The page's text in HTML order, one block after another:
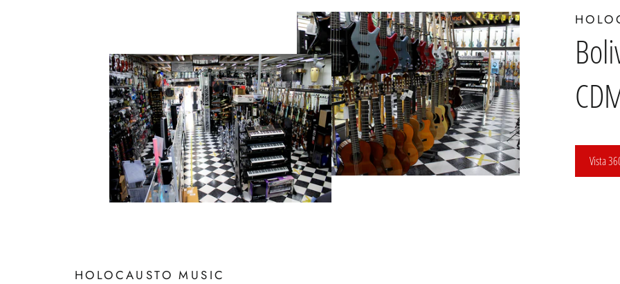
Vista
HOLOCAUSTO MUSIC